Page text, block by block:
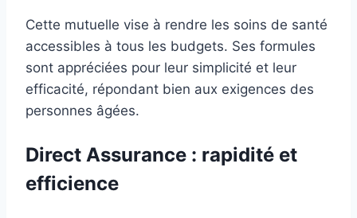
Cette mutuelle vise à rendre les soins de santé
accessibles à tous les budgets. Ses formules
sont appréciées pour leur simplicité et leur
efficacité, répondant bien aux exigences des
personnes âgées.
Direct Assurance : rapidité et
efficience